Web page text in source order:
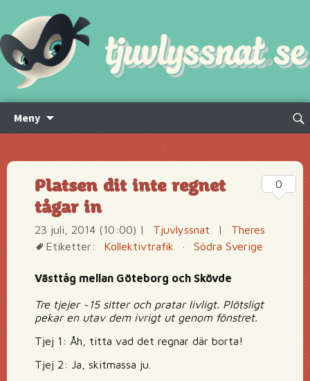
Meny
innehåll
Sök
Platsen dit inte regnet
tågar in
23 juli, 2014 (10:00) | Tjuvlyssnat |
Theres
Etiketter:
Kollektivtrafik · Södra Sverige
Västtåg mellan Göteborg och Skövde
Tre tjejer ~15 sitter och pratar livligt. Plötsligt
pekar en utav dem ivrigt ut genom fönstret.
Tjej 1: Åh, titta vad det regnar där borta!
Tjej 2: Ja, skitmassa ju.
0